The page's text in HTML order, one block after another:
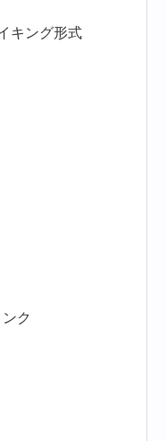
キング形式
ク